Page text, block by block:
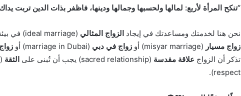
“تنكح المرأة لأربع: لمالها ولحسبها وجمالها ودينها، فاظفر بذات الدين تربت
نحن هنا لخدمتك ومساعدتك في إيجاد الزواج المثالي (ideal marriage) في بيئة محترمة وآمنة. سواء كنت تبحث عن
زواج مسيار (misyar marriage) أو زواج في دبي (marriage in Dubai) أو
تذكر أن الزواج علاقة مقدسة (sacred relationship) يجب أن تُبنى على الثقة (trust) و
respect).